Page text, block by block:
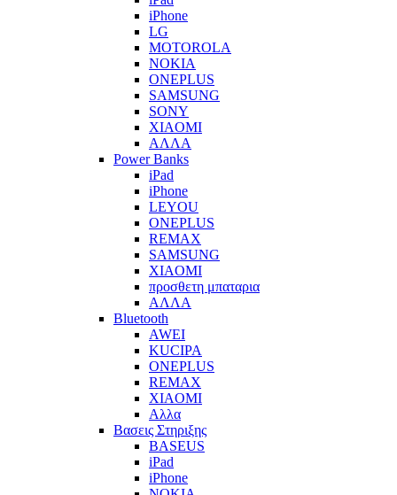
iPhone
LG
MOTOROLA
NOKIA
ONEPLUS
SAMSUNG
SONY
XIAOMI
ΑΛΛΑ
Power Banks
iPad
iPhone
LEYOU
ONEPLUS
REMAX
SAMSUNG
XIAOMI
προσθετη μπαταρια
ΑΛΛΑ
Bluetooth
AWEI
KUCIPA
ONEPLUS
REMAX
XIAOMI
Αλλα
Βασεις Στηριξης
BASEUS
iPad
iPhone